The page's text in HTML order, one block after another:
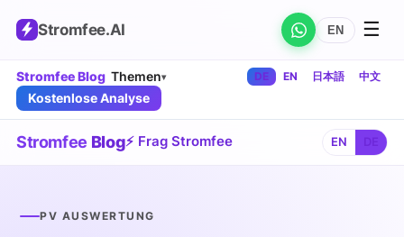
Stromfee.AI EN ☰
Stromfee Blog Themen▾ DE EN 日本語 中文
Kostenlose Analyse
Stromfee Blog⚡ Frag Stromfee EN
PV AUSWERTUNG